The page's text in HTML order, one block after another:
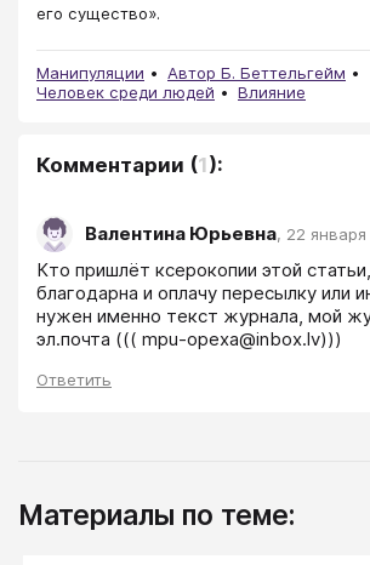
его существо».
Манипуляции
Автор Б. Беттельгейм
Человек среди людей
Влияние
Комментарии (1):
Валентина Юрьевна, 22 января
Кто пришлёт ксерокопии этой
благодарна и оплачу пересылку или
нужен именно текст журнала, мой
эл.почта ((( mpu-opexa@inbox.lv)))
Ответить
Материалы по теме: